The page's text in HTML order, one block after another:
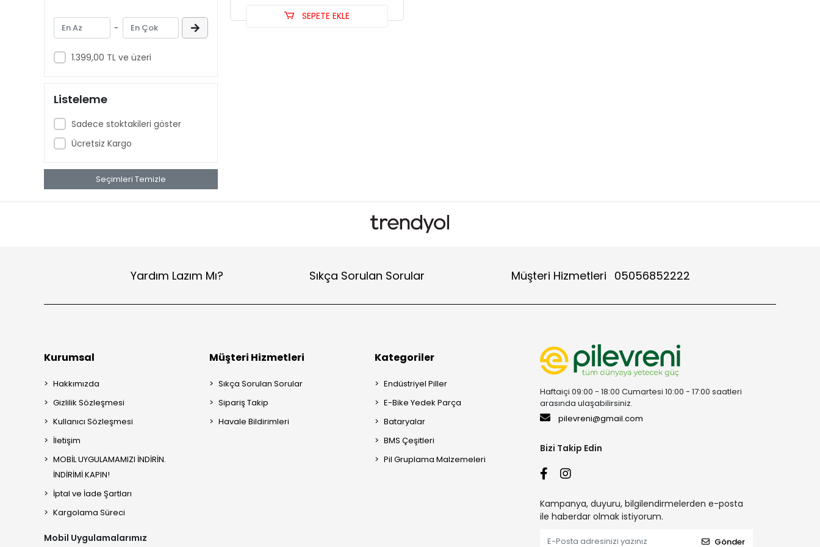
Glitter
HDA Power
JetClean
JK
LG
Lithium Werks
Mag Batteries
Power Xtra
Powerway
Reliance
S-LINK
Samsung
Sertec
SNAPRON
Soldex
Sony
-
1.399,00 TL ve üzeri
Listeleme
Sadece stoktakileri göster
Ücretsiz Kargo
Seçimleri Temizle
SEPETE EKLE
Yardım Lazım Mı? Sıkça Sorulan Sorular Müşteri Hizmetleri 05056852222
Kurumsal
Hakkımızda
Gizlilik Sözleşmesi
Kullanıcı Sözleşmesi
İletişim
MOBİL UYGULAMAMIZI İNDİRİN.
İNDİRİMİ KAPIN!
İptal ve İade Şartları
Kargolama Süreci
Mobil Uygulamalarımız
Müşteri Hizmetleri
Sıkça Sorulan Sorular
Sipariş Takip
Havale Bildirimleri
Kategoriler
Endüstriyel Piller
E-Bike Yedek Parça
Bataryalar
BMS Çeşitleri
Pil Gruplama Malzemeleri
Haftaiçi 09:00 - 18:00 Cumartesi 10:00 - 17:00 saatleri
arasında ulaşabilirsiniz.
pilevreni@gmail.com
Bizi Takip Edin
Kampanya, duyuru, bilgilendirmelerden e-posta
ile haberdar olmak istiyorum.
Gönder